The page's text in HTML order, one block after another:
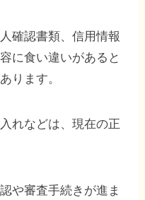
確認書類、信用情報
に食い違いがあると
ります。
れなどは、現在の正
や審査手続きが進ま